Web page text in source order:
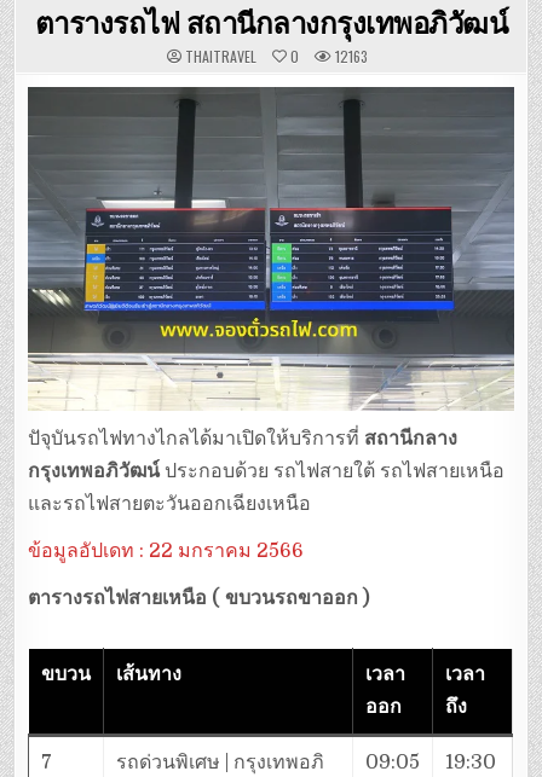
ตารางรถไฟ สถานีกลางกรุงเทพอภิวัฒน์
THAITRAVEL 0 12163
ปัจุบันรถไฟทางไกลได้มาเปิดให้บริการที่ สถานีกลาง
กรุงเทพอภิวัฒน์ ประกอบด้วย รถไฟสายใต้ รถไฟสายเหนือ
และรถไฟสายตะวันออกเฉียงเหนือ
ข้อมูลอัปเดท : 22 มกราคม 2566
ตารางรถไฟสายเหนือ ( ขบวนรถขาออก )
ขบวน เส้นทาง
เวลา
ออก
เวลา
ถึง
7
รถด่วนพิเศษ | กรุงเทพอภิ
09:05 19:30